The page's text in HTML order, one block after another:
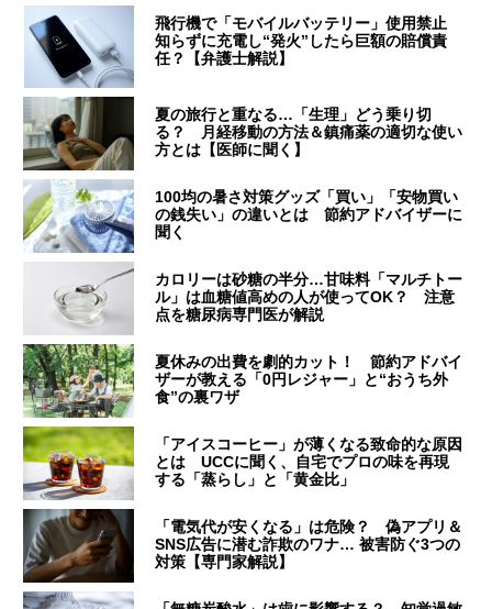
飛行機で「モバイルバッテリー」使用禁止
知らずに充電し“発火”したら巨額の賠償責
任？【弁護士解説】
夏の旅行と重なる…「生理」どう乗り切
る？ 月経移動の方法＆鎮痛薬の適切な使い
方とは【医師に聞く】
100均の暑さ対策グッズ「買い」「安物買い
の銭失い」の違いとは 節約アドバイザーに
聞く
カロリーは砂糖の半分…甘味料「マルチトー
ル」は血糖値高めの人が使ってOK？ 注意
点を糖尿病専門医が解説
夏休みの出費を劇的カット！ 節約アドバイ
ザーが教える「0円レジャー」と“おうち外
食”の裏ワザ
「アイスコーヒー」が薄くなる致命的な原因
とは UCCに聞く、自宅でプロの味を再現
する「蒸らし」と「黄金比」
「電気代が安くなる」は危険？ 偽アプリ＆
SNS広告に潜む詐欺のワナ… 被害防ぐ3つの
対策【専門家解説】